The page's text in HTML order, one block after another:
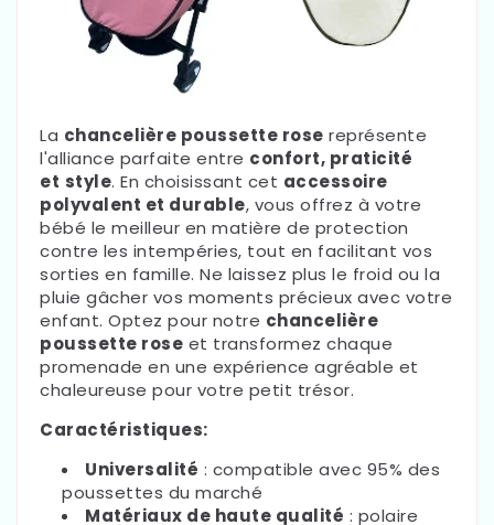
La chancelière poussette rose représente
l'alliance parfaite entre confort, praticité
et style. En choisissant cet accessoire
polyvalent et durable, vous offrez à votre
bébé le meilleur en matière de protection
contre les intempéries, tout en facilitant vos
sorties en famille. Ne laissez plus le froid ou la
pluie gâcher vos moments précieux avec votre
enfant. Optez pour notre chancelière
poussette rose et transformez chaque
promenade en une expérience agréable et
chaleureuse pour votre petit trésor.
Caractéristiques:
Universalité : compatible avec 95% des
poussettes du marché
Matériaux de haute qualité : polaire